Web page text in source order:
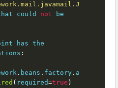
could not be
has the
:
. beans . factory . a
( required=true )